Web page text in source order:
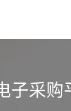
子采购